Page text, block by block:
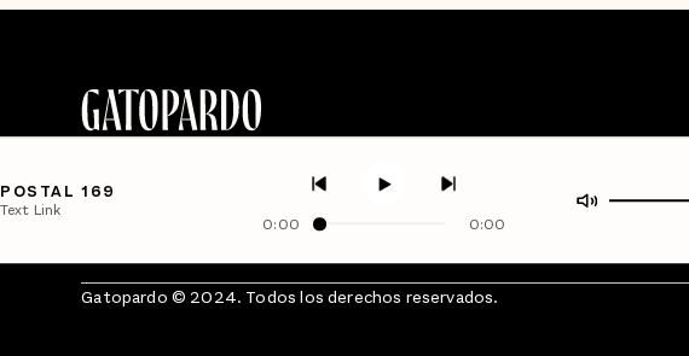
POSTAL 169
Text Link
0:00 0:00
Gatopardo © 2024. Todos los derechos reservados.